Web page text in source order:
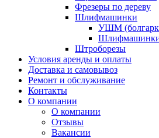
Фрезеры по дереву
Шлифмашинки
УШМ
Штроборезы
Условия аренды и оплаты
Доставка и самовывоз
Ремонт и обслуживание
Контакты
О компании
О компании
Отзывы
Вакансии